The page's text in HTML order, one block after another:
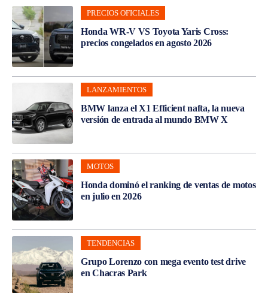
PRECIOS OFICIALES
Honda WR-V VS Toyota Yaris Cross:
precios congelados en agosto 2026
LANZAMIENTOS
BMW lanza el X1 Efficient nafta, la nueva
versión de entrada al mundo BMW X
MOTOS
Honda dominó el ranking de ventas de motos
en julio en 2026
TENDENCIAS
Grupo Lorenzo con mega evento test drive
en Chacras Park